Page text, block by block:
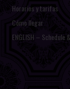
Horarios y tarifas
Cómo llegar
ENGLISH – Schedule